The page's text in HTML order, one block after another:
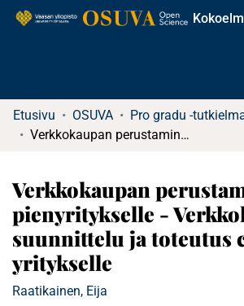
Etusivu OSUVA
Verkkokaupan perustaminen pienyritykselle - Verkkokaupan suunnittelu ja toteutus case-yritykselle
Verkkokaupan
pienyritykselle -
suunnittelu ja toteutus
yritykselle
Raatikainen, Eija